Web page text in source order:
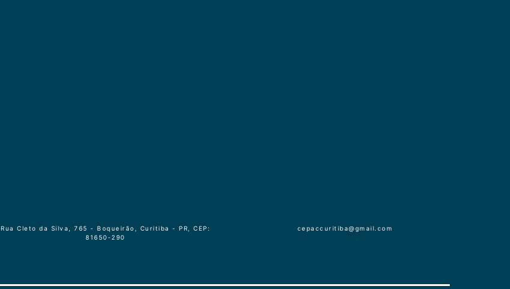
Rua Cleto da Silva, 765 - Boqueirão, Curitiba - PR, CEP:
81650-290
cepaccuritiba@gmail.com